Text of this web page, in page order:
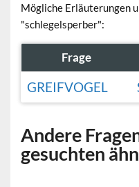
Mögliche Erläuterungen
"schlegelsperber":
Frage
GREIFVOGEL
Andere
gesuchten